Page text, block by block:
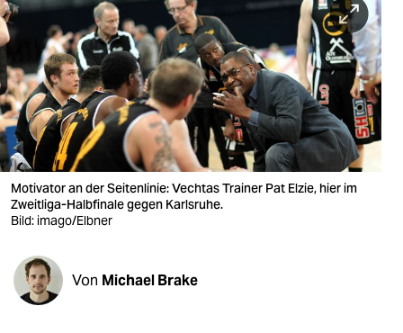
berlin
nord
wahrheit
verlag
verlag
veranstaltungen
fragen & hilfe
Motivator an der Seitenlinie: Vechtas Trainer Pat Elzie, hier im
Zweitliga-Halbfinale gegen Karlsruhe.
Bild: imago/Elbner
Von Michael Brake